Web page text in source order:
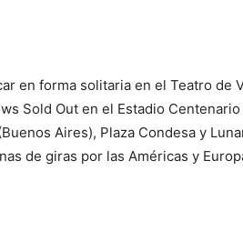
en forma solitaria en el Teatro de
Sold Out en el Estadio
Aires), Plaza Condesa y
de giras por las Américas y